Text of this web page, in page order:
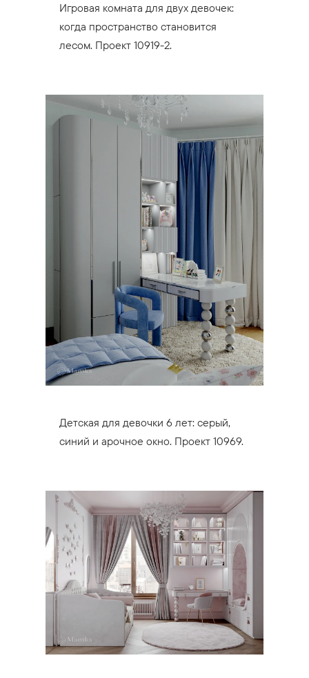
Игровая комната для двух девочек:
когда пространство становится
лесом. Проект 10919-2.
Детская для девочки 6 лет: серый,
синий и арочное окно. Проект 10969.